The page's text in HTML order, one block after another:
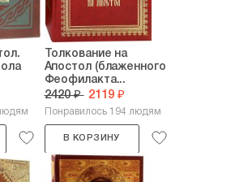
Толкование на
Апостол (блаженного
Феофилакта...
2420 ₽ 2119 ₽
Понравилось 194 людям
В КОРЗИНУ